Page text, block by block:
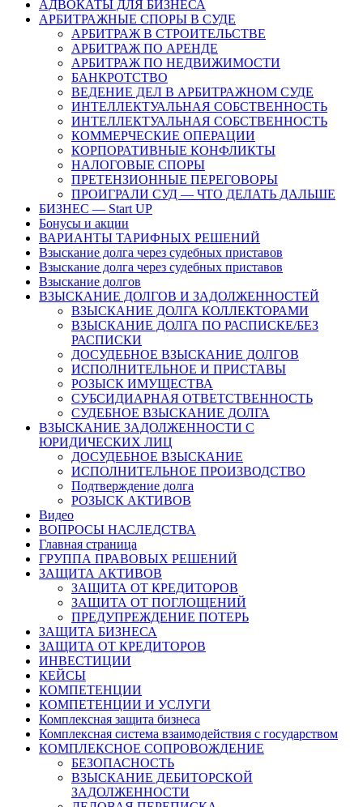
АДВОКАТЫ ДЛЯ БИЗНЕСА
АРБИТРАЖНЫЕ СПОРЫ В СУДЕ
АРБИТРАЖ В СТРОИТЕЛЬСТВЕ
АРБИТРАЖ ПО АРЕНДЕ
АРБИТРАЖ ПО НЕДВИЖИМОСТИ
БАНКРОТСТВО
ВЕДЕНИЕ ДЕЛ В АРБИТРАЖНОМ СУДЕ
ИНТЕЛЛЕКТУАЛЬНАЯ СОБСТВЕННОСТЬ
ИНТЕЛЛЕКТУАЛЬНАЯ СОБСТВЕННОСТЬ
КОММЕРЧЕСКИЕ ОПЕРАЦИИ
КОРПОРАТИВНЫЕ КОНФЛИКТЫ
НАЛОГОВЫЕ СПОРЫ
ПРЕТЕНЗИОННЫЕ ПЕРЕГОВОРЫ
ПРОИГРАЛИ СУД — ЧТО ДЕЛАТЬ ДАЛЬШЕ
БИЗНЕС — Start UP
Бонусы и акции
ВАРИАНТЫ ТАРИФНЫХ РЕШЕНИЙ
Взыскание долга через судебных приставов
Взыскание долга через судебных приставов
Взыскание долгов
ВЗЫСКАНИЕ ДОЛГОВ И ЗАДОЛЖЕННОСТЕЙ
ВЗЫСКАНИЕ ДОЛГА КОЛЛЕКТОРАМИ
ВЗЫСКАНИЕ ДОЛГА ПО РАСПИСКЕ/БЕЗ
РАСПИСКИ
ДОСУДЕБНОЕ ВЗЫСКАНИЕ ДОЛГОВ
ИСПОЛНИТЕЛЬНОЕ И ПРИСТАВЫ
РОЗЫСК ИМУЩЕСТВА
СУБСИДИАРНАЯ ОТВЕТСТВЕННОСТЬ
СУДЕБНОЕ ВЗЫСКАНИЕ ДОЛГА
ВЗЫСКАНИЕ ЗАДОЛЖЕННОСТИ С
ЮРИДИЧЕСКИХ ЛИЦ
ДОСУДЕБНОЕ ВЗЫСКАНИЕ
ИСПОЛНИТЕЛЬНОЕ ПРОИЗВОДСТВО
Подтверждение долга
РОЗЫСК АКТИВОВ
Видео
ВОПРОСЫ НАСЛЕДСТВА
Главная страница
ГРУППА ПРАВОВЫХ РЕШЕНИЙ
ЗАЩИТА АКТИВОВ
ЗАЩИТА ОТ КРЕДИТОРОВ
ЗАЩИТА ОТ ПОГЛОЩЕНИЙ
ПРЕДУПРЕЖДЕНИЕ ПОТЕРЬ
ЗАЩИТА БИЗНЕСА
ЗАЩИТА ОТ КРЕДИТОРОВ
ИНВЕСТИЦИИ
КЕЙСЫ
КОМПЕТЕНЦИИ
КОМПЕТЕНЦИИ И УСЛУГИ
Комплексная защита бизнеса
Комплексная система взаимодействия с государством
КОМПЛЕКСНОЕ СОПРОВОЖДЕНИЕ
БЕЗОПАСНОСТЬ
ВЗЫСКАНИЕ ДЕБИТОРСКОЙ
ЗАДОЛЖЕННОСТИ